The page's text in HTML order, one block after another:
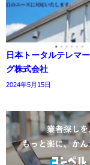
日本トータルテレマ
グ株式会社
2024年5月15日